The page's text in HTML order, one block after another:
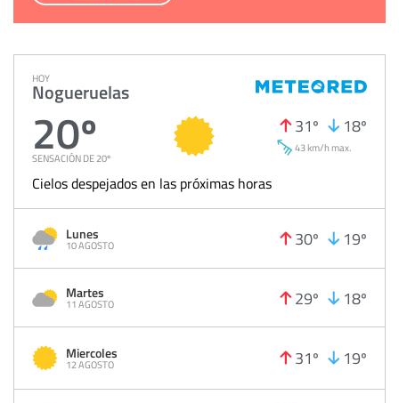
HOY
Nogueruelas
20º
SENSACIÓN DE 20º
31º 18º
43 km/h max.
Cielos despejados en las próximas horas
Lunes
10 AGOSTO 30º 19º
Martes
11 AGOSTO 29º 18º
Miercoles
12 AGOSTO 31º 19º